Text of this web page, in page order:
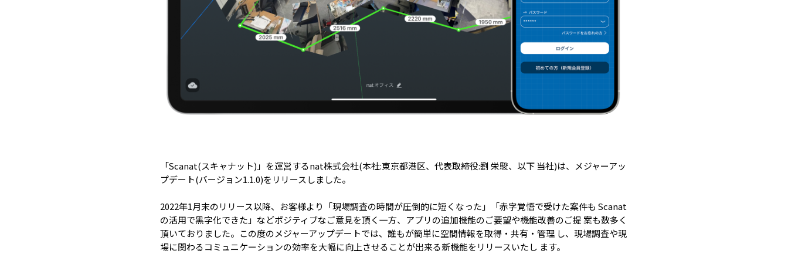
「Scanat(スキャナット)」を運営するnat株式会社(本社:東京都港区、代表取締役:劉 栄駿、以下 当社)は、メジャーアッ
プデート(バージョン1.1.0)をリリースしました。
2022年1月末のリリース以降、お客様より「現場調査の時間が圧倒的に短くなった」「赤字覚悟で受けた案件も Scanat
の活用で黑字化できた」などポジティブなご意見を頂く一方、アプリの追加機能のご要望や機能改善のご提 案も数多く
頂いておりました。この度のメジャーアップデートでは、誰もが簡単に空間情報を取得・共有・管理 し、現場調査や現
場に関わるコミュニケーションの効率を大幅に向上させることが出来る新機能をリリースいたし ます。